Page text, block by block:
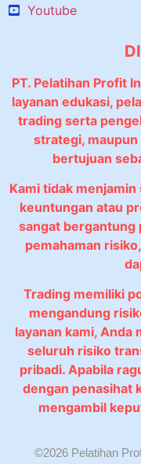
Youtube
PT. Pelatihan Profit
layanan edukasi,
trading serta
strategi,
bertujuan
Kami tidak
keuntungan atau
sangat bergantung
pemahaman
Trading memiliki
mengandung
layanan kami, Anda
seluruh risiko
pribadi. Apabila
dengan penasihat
mengambil
©2026 Pelatihan